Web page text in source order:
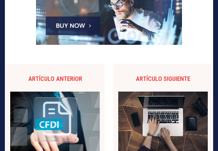
ARTÍCULO ANTERIOR ARTÍCULO SIGUIENTE